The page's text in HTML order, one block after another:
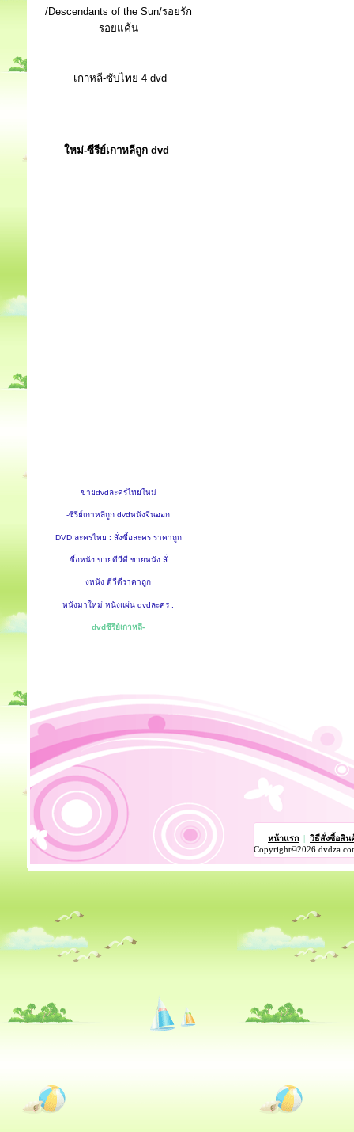
/Descendants of the Sun/รอยรัก
รอยแค้น
เกาหลี-ซับไทย 4 dvd
ใหม่-ซีรีย์เกาหลีถูก dvd
ขายdvdละครไทยใหม่
-ซีรีย์เกาหลีถูก dvdหนังจีนออก
DVD ละครไทย : สั่งซื้อละคร ราคาถูก
ซื้อหนัง ขายดีวีดี ขายหนัง สั่
งหนัง ดีวีดีราคาถูก
หนังมาใหม่ หนังแผ่น dvdละคร .
dvdซีรีย์เกาหลี-
หน้าแรก
วิธีสั่งซื้อสิน
Copyright©2026